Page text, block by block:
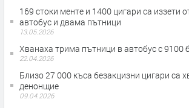
169 стоки менте и 1400 цигари са иззети
автобус и двама пътници
13.05.2026
Хванаха трима пътници в автобус с 9100
22.04.2026
Близо 27 000 къса безакцизни цигари са
денонщие
09.04.2026